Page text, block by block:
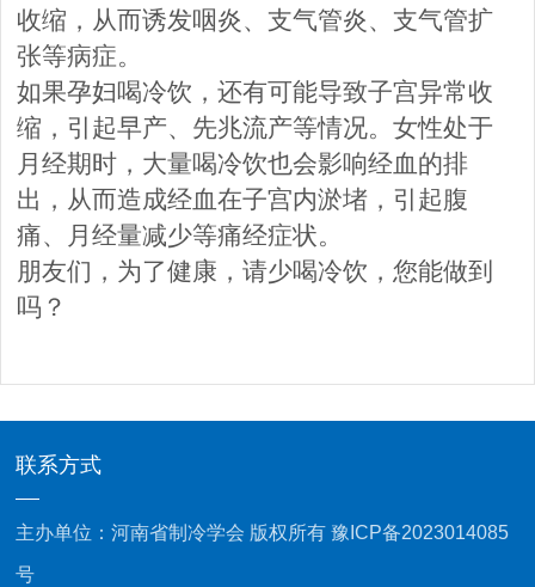
收缩，从而诱发咽炎、支气管炎、支气管扩
张等病症。
如果孕妇喝冷饮，还有可能导致子宫异常收
缩，引起早产、先兆流产等情况。女性处于
月经期时，大量喝冷饮也会影响经血的排
出，从而造成经血在子宫内淤堵，引起腹
痛、月经量减少等痛经症状。
朋友们，为了健康，请少喝冷饮，您能做到
吗？
联系方式
主办单位：河南省制冷学会 版权所有豫ICP备2023014085
号